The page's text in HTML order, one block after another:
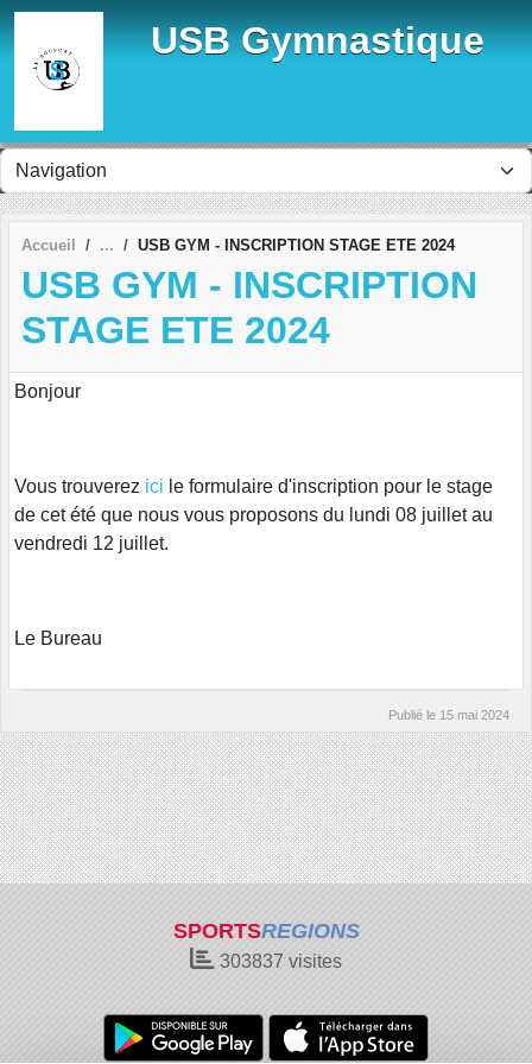
USB Gymnastique
Accueil USB GYM - INSCRIPTION STAGE ETE 2024
USB GYM - INSCRIPTION
STAGE ETE 2024
Bonjour
Vous trouverez ici le formulaire d'inscription pour le stage
de cet été que nous vous proposons du lundi 08 juillet au
vendredi 12 juillet.
Le Bureau
Publié le 15 mai 2024
SPORTSREGIONS
303837 visites
Panneau de gestion des cookies